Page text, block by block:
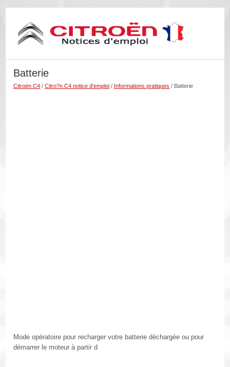
Batterie
Citroën C4 /Citro?n C4 notice d'emploi / Informations pratiques / Batterie
Mode opératoire pour recharger votre batterie déchargée ou pour
démarrer le moteur à partir d